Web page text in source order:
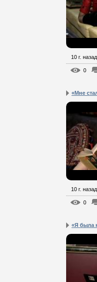
10 г. назад
0
«Мне
10 г. назад
0
«Я была